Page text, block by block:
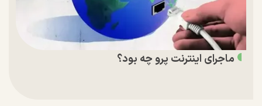
ماجرای اینترنت پرو چه بود؟